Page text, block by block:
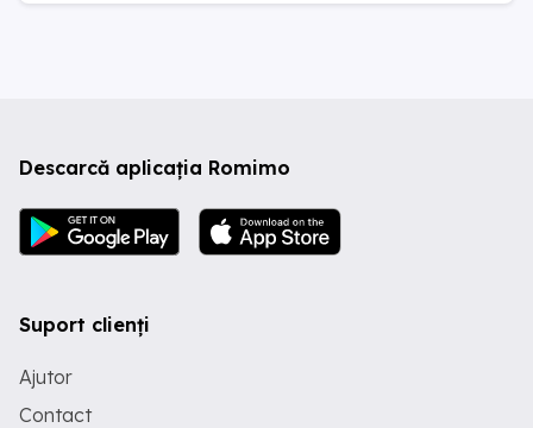
Descarcă aplicația Romimo
Suport clienți
Ajutor
Contact